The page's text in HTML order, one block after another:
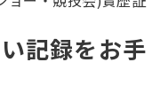
いて
員向け情報
記録をお手